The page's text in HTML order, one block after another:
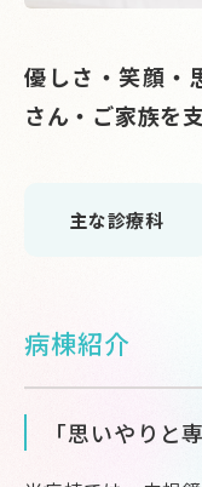
優しさ・笑顔・
さん・ご家族を
主な診療科
病棟紹介
「思いやりと